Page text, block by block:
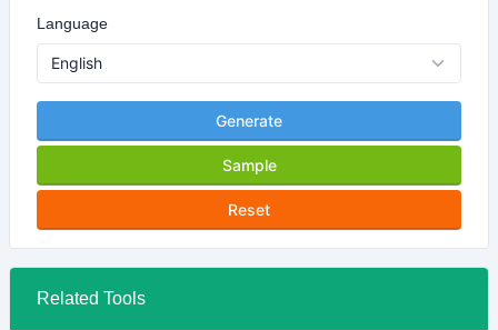
Language
Generate
Sample
Reset
Related Tools